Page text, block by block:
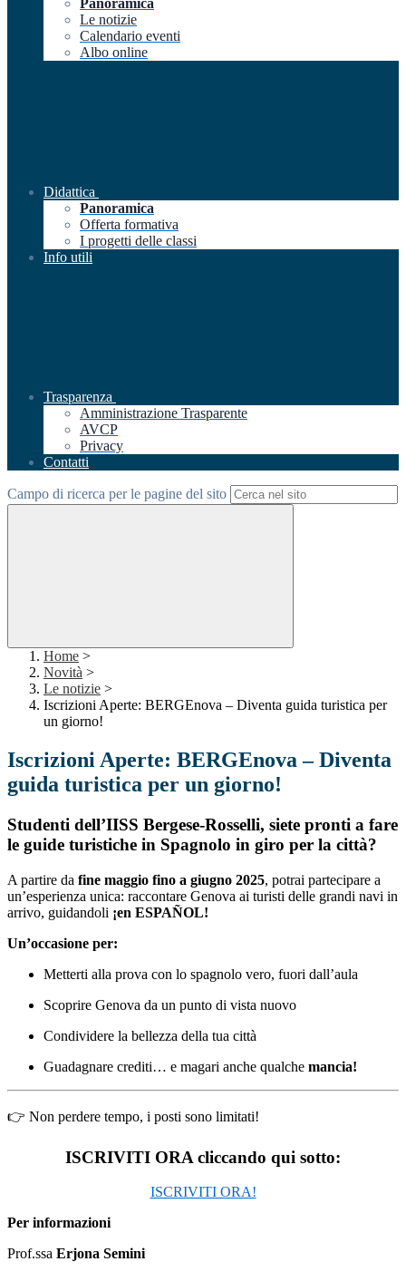
Panoramica
Le notizie
Calendario eventi
Albo online
Didattica
Panoramica
Offerta formativa
I progetti delle classi
Info utili
Trasparenza
Amministrazione Trasparente
AVCP
Privacy
Contatti
Campo di ricerca per le pagine del sito
Home >
Novità >
Le notizie >
Iscrizioni Aperte: BERGEnova – Diventa guida turistica per
un giorno!
Iscrizioni Aperte: BERGEnova – Diventa
guida turistica per un giorno!
Studenti dell’IISS Bergese-Rosselli, siete pronti a fare
le guide turistiche in Spagnolo in giro per la città?
A partire da fine maggio fino a giugno 2025, potrai partecipare a
un’esperienza unica: raccontare Genova ai turisti delle grandi navi in
arrivo, guidandoli ¡en ESPAÑOL!
Un’occasione per:
Metterti alla prova con lo spagnolo vero, fuori dall’aula
Scoprire Genova da un punto di vista nuovo
Condividere la bellezza della tua città
Guadagnare crediti… e magari anche qualche mancia!
👉 Non perdere tempo, i posti sono limitati!
ISCRIVITI ORA cliccando qui sotto:
ISCRIVITI ORA!
Per informazioni
Prof.ssa Erjona Semini